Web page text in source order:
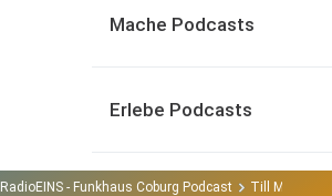
Mache Podcasts
Erlebe Podcasts
RadioEINS - Funkhaus Coburg Podcast Till Mayer